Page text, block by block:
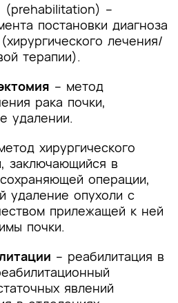
(prehabilitation) –
постановки диагноза
лечения/
терапии).
– метод
рака почки,
удалении.
хирургического
заключающийся в
операции,
удаление опухоли с
прилежащей к ней
почки.
– реабилитация в
явлений